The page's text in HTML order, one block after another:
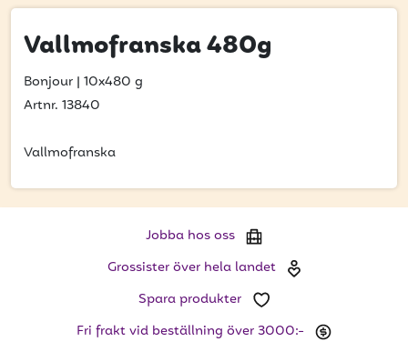
att få uppdateringar kring kampanjer?
Ange din e-postadress nedan för att ta del av våra
nyheter och erbjudanden.
Vallmofranska 480g
Bonjour | 10x480 g
Artnr. 13840
Vallmofranska
Jobba hos oss
Grossister över hela landet
Spara produkter
Fri frakt vid beställning över 3000:-